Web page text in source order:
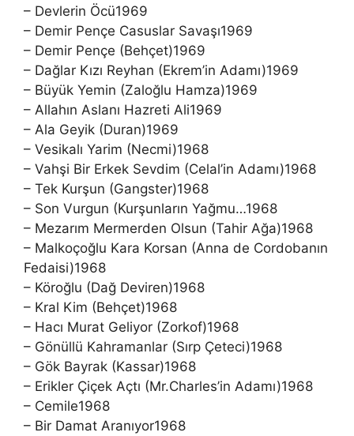
– Devlerin Öcü1969
– Demir Pençe Casuslar Savaşı1969
– Demir Pençe (Behçet)1969
– Dağlar Kızı Reyhan (Ekrem’in Adamı)1969
– Büyük Yemin (Zaloğlu Hamza)1969
– Allahın Aslanı Hazreti Ali1969
– Ala Geyik (Duran)1969
– Vesikalı Yarim (Necmi)1968
– Vahşi Bir Erkek Sevdim (Celal’in Adamı)1968
– Tek Kurşun (Gangster)1968
– Son Vurgun (Kurşunların Yağmu…1968
– Mezarım Mermerden Olsun (Tahir Ağa)1968
– Malkoçoğlu Kara Korsan (Anna de Cordobanın
Fedaisi)1968
– Köroğlu (Dağ Deviren)1968
– Kral Kim (Behçet)1968
– Hacı Murat Geliyor (Zorkof)1968
– Gönüllü Kahramanlar (Sırp Çeteci)1968
– Gök Bayrak (Kassar)1968
– Erikler Çiçek Açtı (Mr.Charles’in Adamı)1968
– Cemile1968
– Bir Damat Aranıyor1968